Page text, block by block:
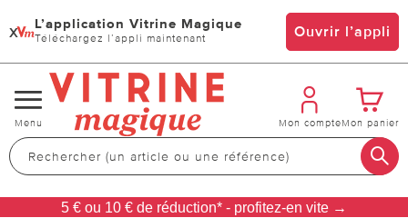
x L’application Vitrine Magique
Téléchargez l’appli maintenant Ouvrir l’appli
Changer
de
navigation
Menu Mon compteMon panier
5 € ou 10 € de réduction* - profitez-en vite →